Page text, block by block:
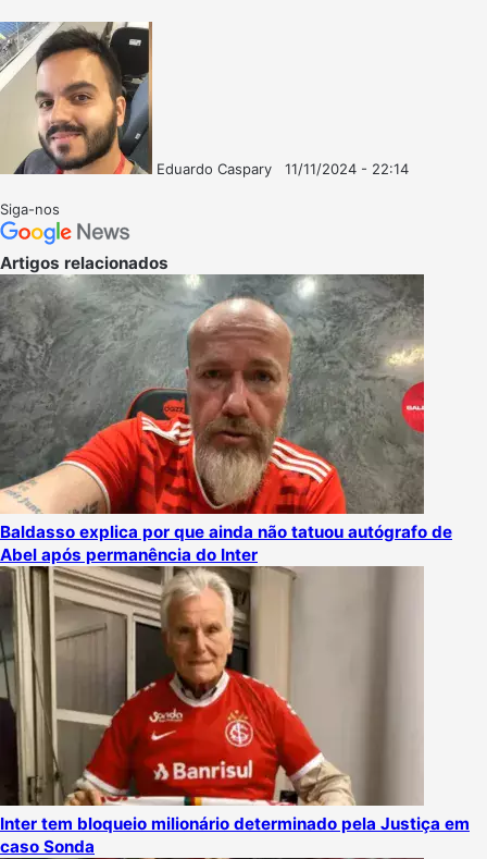
Eduardo Caspary
11/11/2024 - 22:14
Siga-nos
Artigos relacionados
Baldasso explica por que ainda não tatuou autógrafo de
Abel após permanência do Inter
Inter tem bloqueio milionário determinado pela Justiça em
caso Sonda